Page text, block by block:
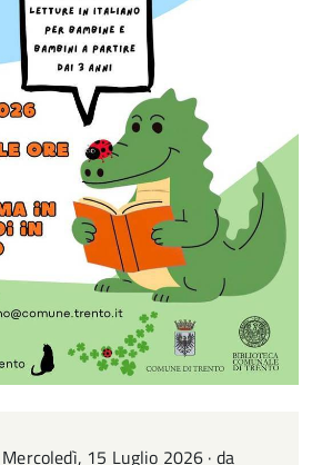
Mercoledì, 15 Luglio 2026 · da